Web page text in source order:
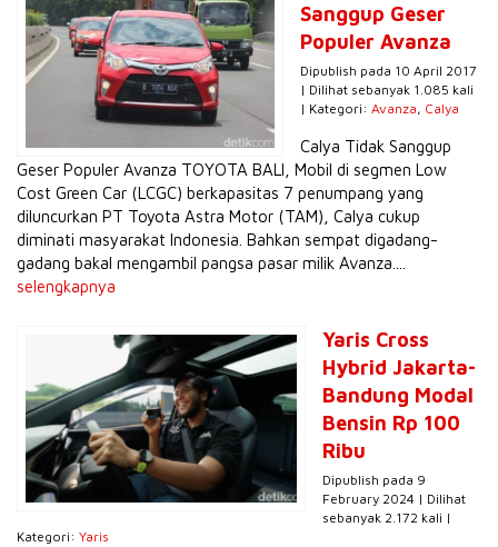
Sanggup Geser
Populer Avanza
Dipublish pada 10 April 2017
| Dilihat sebanyak 1.085 kali
| Kategori: Avanza, Calya
Calya Tidak Sanggup
Geser Populer Avanza TOYOTA BALI, Mobil di segmen Low
Cost Green Car (LCGC) berkapasitas 7 penumpang yang
diluncurkan PT Toyota Astra Motor (TAM), Calya cukup
diminati masyarakat Indonesia. Bahkan sempat digadang-
gadang bakal mengambil pangsa pasar milik Avanza....
selengkapnya
Yaris Cross
Hybrid Jakarta-
Bandung Modal
Bensin Rp 100
Ribu
Dipublish pada 9
February 2024 | Dilihat
sebanyak 2.172 kali |
Kategori: Yaris